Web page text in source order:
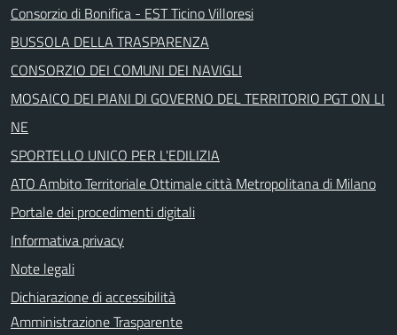
Consorzio di Bonifica - EST Ticino Villoresi
BUSSOLA DELLA TRASPARENZA
CONSORZIO DEI COMUNI DEI NAVIGLI
MOSAICO DEI PIANI DI GOVERNO DEL TERRITORIO PGT ON LI
NE
SPORTELLO UNICO PER L'EDILIZIA
ATO Ambito Territoriale Ottimale città Metropolitana di Milano
Portale dei procedimenti digitali
Informativa privacy
Note legali
Dichiarazione di accessibilità
Amministrazione Trasparente